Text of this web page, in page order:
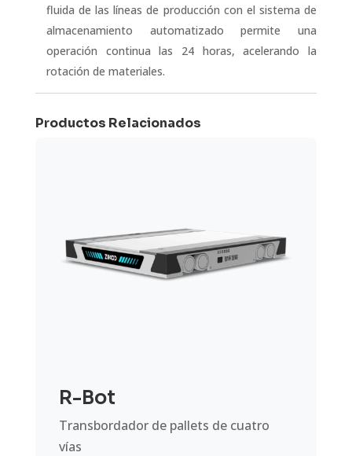
fluida de las líneas de producción con el sistema de
almacenamiento automatizado permite una
operación continua las 24 horas, acelerando la
rotación de materiales.
Productos Relacionados
R-Bot
Transbordador de pallets de cuatro
vías